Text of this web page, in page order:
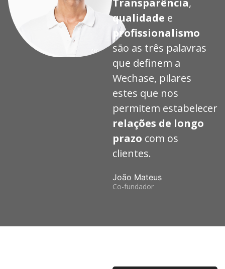
Transparência,
qualidade e
profissionalismo
são as três palavras
que definem a
Wechase, pilares
estes que nos
permitem estabelecer
relações de longo
prazo com os
clientes.
João Mateus
Co-fundador